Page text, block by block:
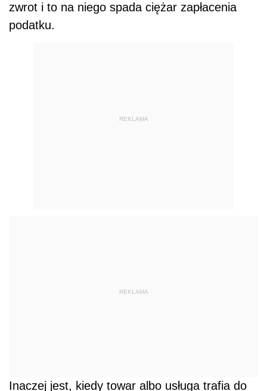
zwrot i to na niego spada ciężar zapłacenia
podatku.
REKLAMA
REKLAMA
Inaczej jest, kiedy towar albo usługa trafia do